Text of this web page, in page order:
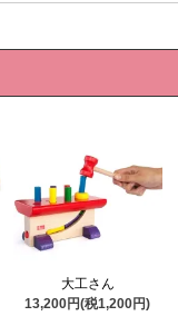
大工さん
13,200円(税1,200円)